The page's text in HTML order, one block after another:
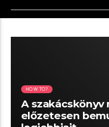
HOW TO?
A szakácskönyv
előzetesen